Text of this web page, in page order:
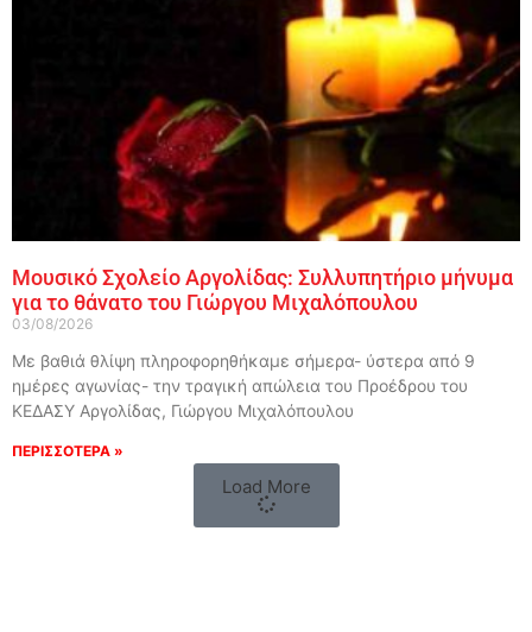
Μουσικό Σχολείο Αργολίδας: Συλλυπητήριο μήνυμα
για το θάνατο του Γιώργου Μιχαλόπουλου
03/08/2026
Με βαθιά θλίψη πληροφορηθήκαμε σήμερα- ύστερα από 9
ημέρες αγωνίας- την τραγική απώλεια του Προέδρου του
ΚΕΔΑΣΥ Αργολίδας, Γιώργου Μιχαλόπουλου
ΠΕΡΙΣΣΟΤΕΡΑ »
Load More